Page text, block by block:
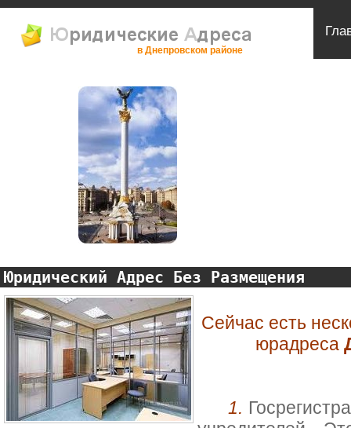
в Днепровском районе
Юридический Адрес Без Размещения
Сейчас есть
юрадреса
1.